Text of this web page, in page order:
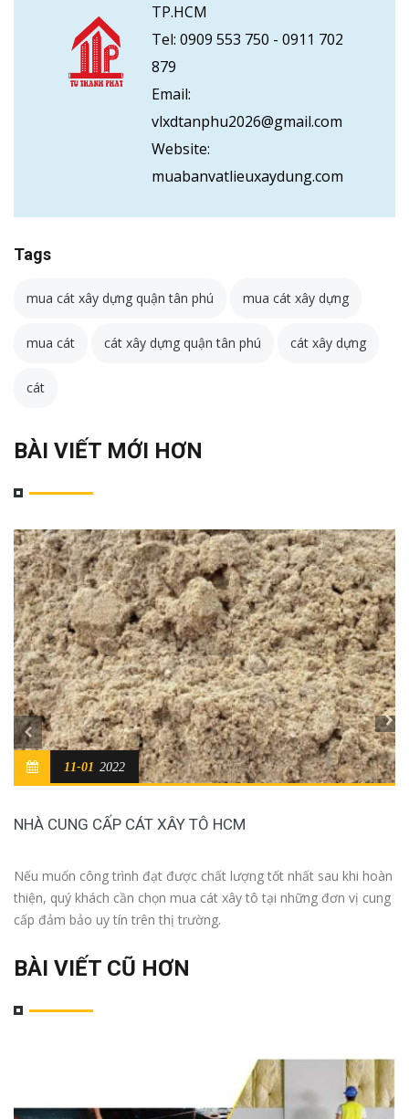
TP.HCM
Tel: 0909 553 750 - 0911 702
879
Email:
vlxdtanphu2026@gmail.com
Website:
muabanvatlieuxaydung.com
Tags
mua cát xây dựng quận tân phú mua cát xây dựng
mua cát cát xây dựng quận tân phú cát xây dựng
cát
BÀI VIẾT MỚI HƠN
NHÀ CUNG CẤP CÁT XÂY TÔ HCM
11-01 2022
Nếu muốn công trình đạt được chất lượng tốt nhất sau khi hoàn
thiện, quý khách cần chọn mua cát xây tô tại những đơn vị cung
cấp đảm bảo uy tín trên thị trường.
BÀI VIẾT CŨ HƠN